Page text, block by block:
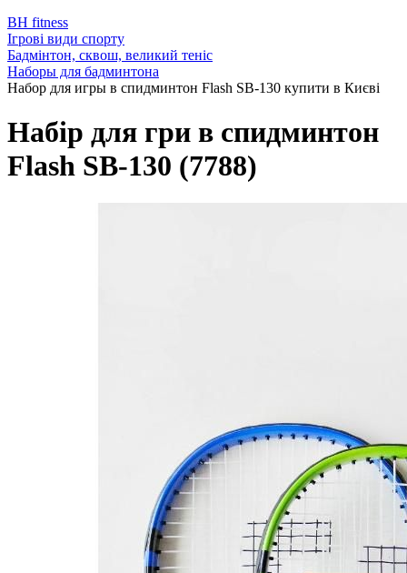
BH fitness
Ігрові види спорту
Бадмінтон, сквош, великий теніс
Наборы для бадминтона
Набор для игры в спидминтон Flash SB-130 купити в Києві
Набір для гри в спидминтон
Flash SB-130 (7788)